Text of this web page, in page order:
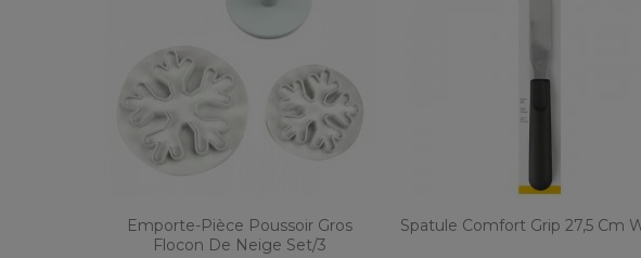
Emporte-Pièce Poussoir Gros
Flocon De Neige Set/3
Spatule Comfort Grip 27,5 Cm